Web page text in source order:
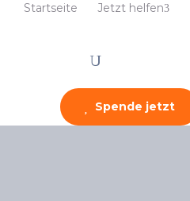
Startseite Jetzt helfen
Spende jetzt